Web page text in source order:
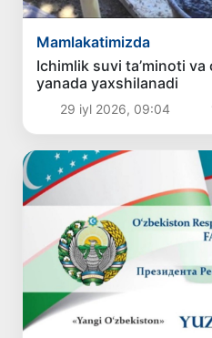
Mamlakatimizda
Ichimlik suvi ta’minoti
yanada yaxshilanadi
29 iyl 2026, 09:04